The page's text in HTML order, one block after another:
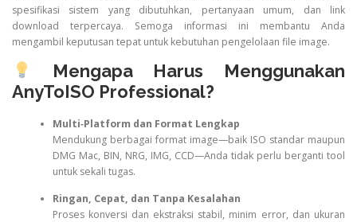
spesifikasi sistem yang dibutuhkan, pertanyaan umum, dan link
download terpercaya. Semoga informasi ini membantu Anda
mengambil keputusan tepat untuk kebutuhan pengelolaan file image.
Mengapa Harus Menggunakan
AnyToISO Professional?
Multi‑Platform dan Format Lengkap
Mendukung berbagai format image—baik ISO standar maupun
DMG Mac, BIN, NRG, IMG, CCD—Anda tidak perlu berganti tool
untuk sekali tugas.
Ringan, Cepat, dan Tanpa Kesalahan
Proses konversi dan ekstraksi stabil, minim error, dan ukuran